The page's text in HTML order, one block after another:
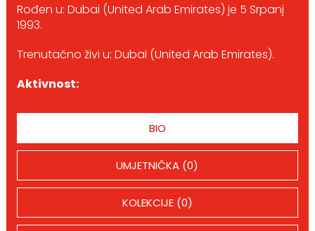
Rođen u: Dubai (United Arab Emirates) je 5 Srpanj
1993.
Trenutačno živi u: Dubai (United Arab Emirates).
Aktivnost:
BIO
UMJETNIČKA (0)
KOLEKCIJE (0)